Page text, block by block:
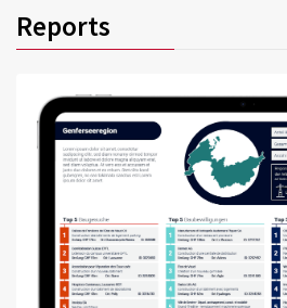
Reports